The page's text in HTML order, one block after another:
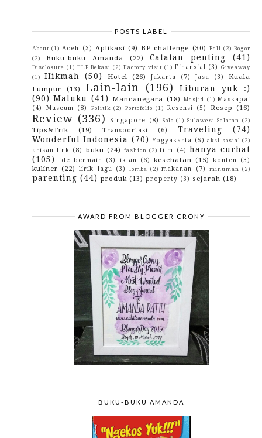
caranya
2 Tips Untuk Memulai Merencanakan Pernikahan
Berikan Stimulus Terbaik Pada Anak Untuk Tanggap
Y...
Tipe-Tipe Blogger
5 Ciri Kopi Luwak Asli dari Cara Orang Lain
Meminu...
Bio Oil Menjaga Travelingmu Agar Tetap Asyik
Seharian
Bugar Seharian Berkat K-Vit C Plus Teavigo dari K-...
Seva.id, Pilihan Layanan Online Terpercaya
Otomoti...
Deretan Jajanan Kaki Lima yang Lezat dan Populer
d...
Attitude Yang Telah Hilang Di Tempat Pesta
►March (10)
►2016(142)
POSTS LABEL
About (1) Aceh (3) Aplikasi (9) BP challenge (30) Bali (2) Bogor
(2)
Buku-buku Amanda (22) Catatan penting (41)
Disclosure (1) FLP Bekasi (2) Factory visit (1) Finansial (3)
Giveaway
(1)
Hikmah (50) Hotel (26) Jakarta (7) Jasa (3)
Kuala
Lumpur
(13) Lain-lain (196)
Liburan yuk :)
(90) Maluku (41) Mancanegara (18) Masjid (1) Maskapai
(4)
Museum (8) Politik (2) Portofolio (1) Resensi (5) Resep (16)
Review (336) Singapore (8) Solo (1) Sulawesi Selatan (2)
Tips&Trik (19) Transportasi (6) Traveling
(74)
Wonderful Indonesia (70) Yogyakarta (5) aksi sosial (2)
arisan link (8) buku (24) fashion (2) film (4) hanya curhat
(105)
ide bermain (3) iklan (6) kesehatan (15) konten (3)
kuliner (22) lirik lagu (3) lomba (2) makanan (7) minuman (2)
parenting (44) produk (13) property (3) sejarah (18)
AWARD FROM BLOGGER CRONY
BUKU-BUKU AMANDA